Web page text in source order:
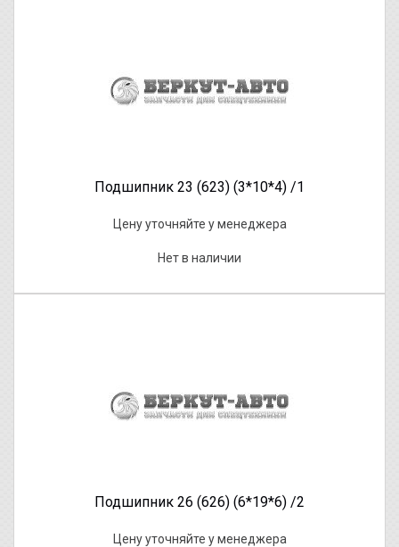
Подшипник 23 (623) (3*10*4) /1
Цену уточняйте у менеджера
Нет в наличии
Подшипник 26 (626) (6*19*6) /2
Цену уточняйте у менеджера